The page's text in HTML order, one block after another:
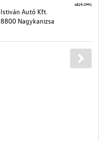
Istiván Autó Kft.
8800 Nagykanizsa
4819/2991